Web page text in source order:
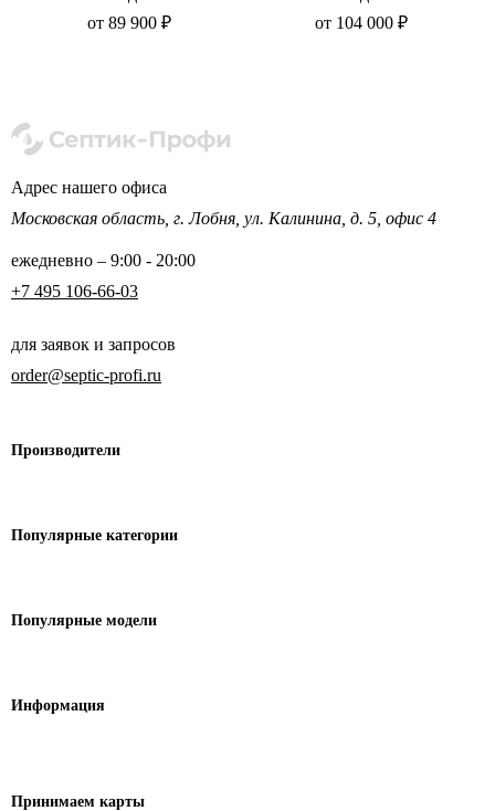
от 89 900 ₽
от 104 000 ₽
Адрес нашего офиса
Московская область, г. Лобня, ул. Калинина, д. 5, офис 4
ежедневно – 9:00 - 20:00
+7 495 106-66-03
для заявок и запросов
order@septic-profi.ru
Производители
Популярные категории
Популярные модели
Информация
Принимаем карты